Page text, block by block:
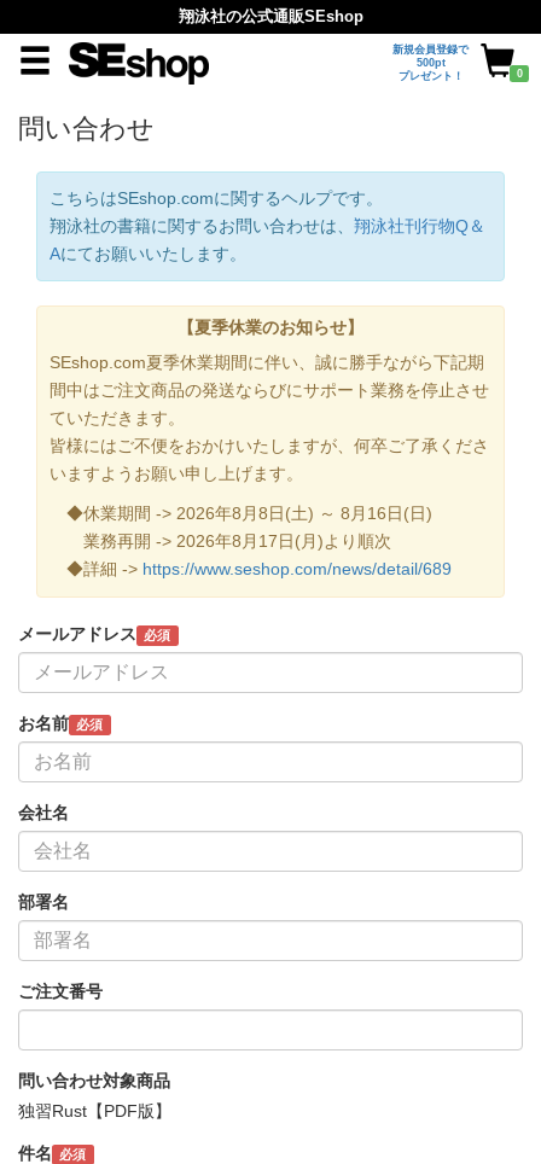
翔泳社の公式通販SEshop
新規会員登録で
500pt
プレゼント！
0
問い合わせ
こちらはSEshop.comに関するヘルプです。
翔泳社の書籍に関するお問い合わせは、 翔泳社刊行物Q＆
Aにてお願いいたします。
【夏季休業のお知らせ】
SEshop.com夏季休業期間に伴い、誠に勝手ながら下記期
間中はご注文商品の発送ならびにサポート業務を停止させ
ていただきます。
皆様にはご不便をおかけいたしますが、何卒ご了承くださ
いますようお願い申し上げます。
◆休業期間 -> 2026年8月8日(土) ～ 8月16日(日)
業務再開 -> 2026年8月17日(月)より順次
◆詳細 -> https://www.seshop.com/news/detail/689
メールアドレス 必須
お名前 必須
会社名
部署名
ご注文番号
問い合わせ対象商品
独習Rust【PDF版】
件名 必須